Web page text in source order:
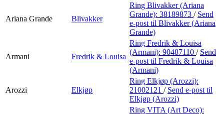
Ariana Grande Blivakker
Ring Blivakker (Ariana
Grande): 38189873 / Send
e-post til Blivakker (Ariana
Grande)
Armani Fredrik & Louisa
Ring Fredrik & Louisa
(Armani): 90487110 / Send
e-post til Fredrik & Louisa
(Armani)
Arozzi Elkjøp
Ring Elkjøp (Arozzi):
21002121 / Send e-post til
Elkjøp (Arozzi)
Ring VITA (Art Deco):